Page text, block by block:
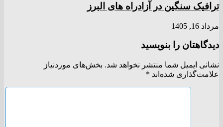
ترافیک سنگین در آزادراه های البرز
مرداد 16, 1405
دیدگاهتان را بنویسید
نشانی ایمیل شما منتشر نخواهد شد. بخش‌های موردنیاز
علامت‌گذاری شده‌اند *